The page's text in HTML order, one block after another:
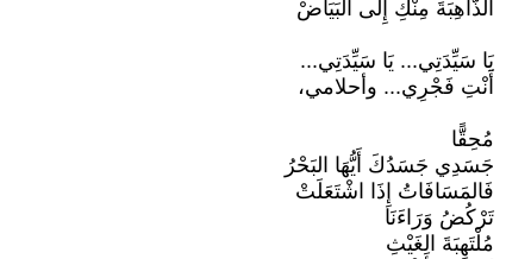
الذَّاهِبَةَ مِنْكِ إِلَى البَيَاضْ
يَا سَيِّدَتِي... يَا سَيِّدَتِي...
أَنْتِ فَجْرِي... وأحلامي،
مُحِقًّا
جَسَدِي جَسَدُكَ أَيُّهَا البَحْرُ
فَالمَسَافَاتُ إِذَا اشْتَعَلَتْ
تَرْكُضُ وَرَاءَنَا
مُلْتَهِبَةَ الغَيْثِ